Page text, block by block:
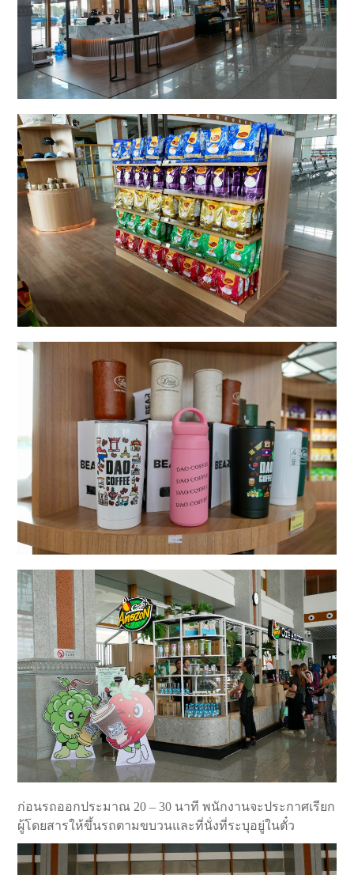
ก่อนรถออกประมาณ 20 – 30 นาที พนักงานจะประกาศเรียก
ผู้โดยสารให้ขึ้นรถตามขบวนและที่นั่งที่ระบุอยู่ในตั๋ว